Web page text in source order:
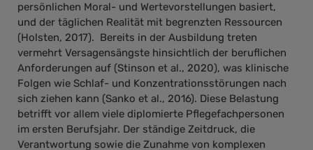
persönlichen Moral- und Wertevorstellungen basiert,
und der täglichen Realität mit begrenzten Ressourcen
(Holsten, 2017). Bereits in der Ausbildung treten
vermehrt Versagensängste hinsichtlich der beruflichen
Anforderungen auf (Stinson et al., 2020), was klinische
Folgen wie Schlaf- und Konzentrationsstörungen nach
sich ziehen kann (Sanko et al., 2016). Diese Belastung
betrifft vor allem viele diplomierte Pflegefachpersonen
im ersten Berufsjahr. Der ständige Zeitdruck, die
Verantwortung sowie die Zunahme von komplexen